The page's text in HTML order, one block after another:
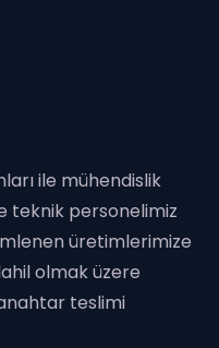
ile mühendislik
teknik personelimiz
üretimlerimize
olmak üzere
teslimi